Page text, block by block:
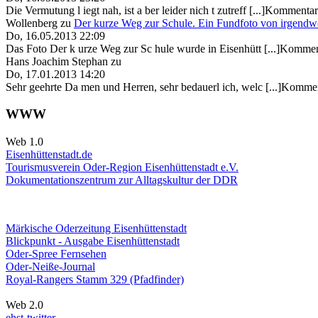
Die Vermutung l iegt nah, ist a ber leider nich t zutreff
Wollenberg zu Der kurze Weg zur Schule. Ein Fundfoto von
Do, 16.05.2013 22:09
Das Foto Der k urze Weg zur Sc hule wurde in Eisenhütt
Hans Joachim Stephan zu
Do, 17.01.2013 14:20
Sehr geehrte Da men und Herren, sehr bedauerl ich, welc
WWW
Web 1.0
Eisenhüttenstadt.de
Tourismusverein Oder-Region Eisenhüttenstadt e.V.
Dokumentationszentrum zur Alltagskultur der DDR
Märkische Oderzeitung Eisenhüttenstadt
Blickpunkt - Ausgabe Eisenhüttenstadt
Oder-Spree Fernsehen
Oder-Neiße-Journal
Royal-Rangers Stamm 329 (Pfadfinder)
Web 2.0